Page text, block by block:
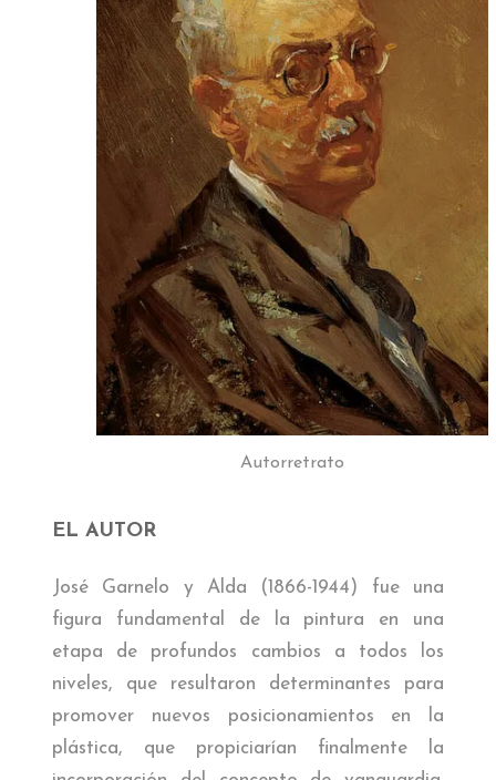
AMIGOS DEL MUSEO
Autorretrato
EL AUTOR
José Garnelo y Alda (1866-1944) fue una
figura fundamental de la pintura en una
etapa de profundos cambios a todos los
niveles, que resultaron determinantes para
promover nuevos posicionamientos en la
plástica, que propiciarían finalmente la